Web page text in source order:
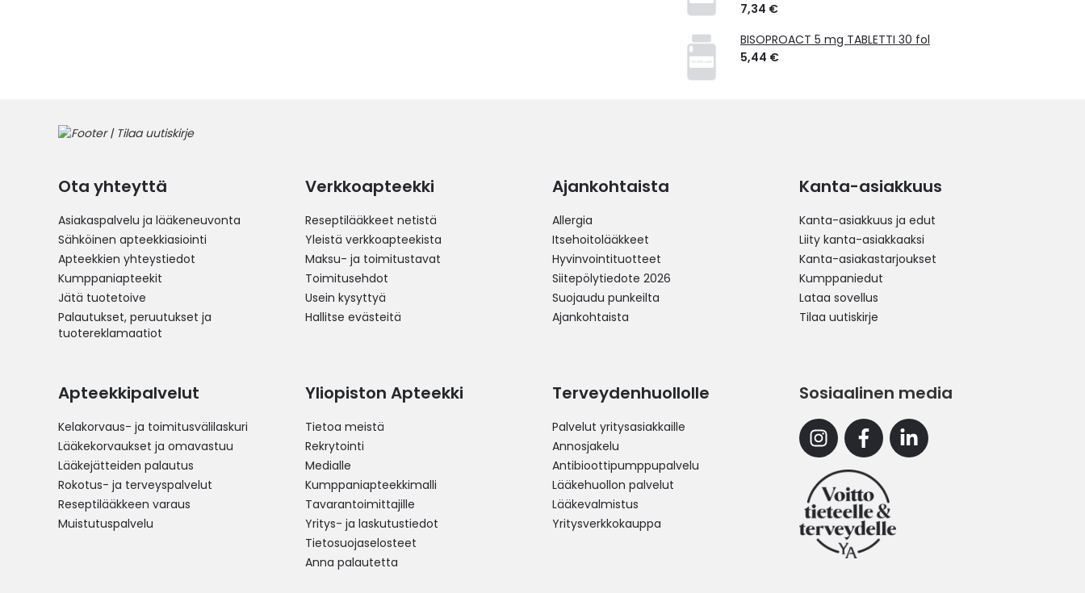
7,34 €
BISOPROACT 5 mg TABLETTI 30 fol
5,44 €
Ota yhteyttä
Asiakaspalvelu ja lääkeneuvonta
Sähköinen apteekkiasiointi
Apteekkien yhteystiedot
Kumppaniapteekit
Jätä tuotetoive
Palautukset, peruutukset ja
tuotereklamaatiot
Verkkoapteekki
Reseptilääkkeet netistä
Yleistä verkkoapteekista
Maksu- ja toimitustavat
Toimitusehdot
Usein kysyttyä
Hallitse evästeitä
Ajankohtaista
Allergia
Itsehoitolääkkeet
Hyvinvointituotteet
Siitepölytiedote 2026
Suojaudu punkeilta
Ajankohtaista
Kanta-asiakkuus
Kanta-asiakkuus ja edut
Liity kanta-asiakkaaksi
Kanta-asiakastarjoukset
Kumppaniedut
Lataa sovellus
Tilaa uutiskirje
Apteekkipalvelut
Kelakorvaus- ja toimitusvälilaskuri
Lääkekorvaukset ja omavastuu
Lääkejätteiden palautus
Rokotus- ja terveyspalvelut
Reseptilääkkeen varaus
Muistutuspalvelu
Yliopiston Apteekki
Tietoa meistä
Rekrytointi
Medialle
Kumppaniapteekkimalli
Tavarantoimittajille
Yritys- ja laskutustiedot
Tietosuojaselosteet
Anna palautetta
Terveydenhuollolle
Palvelut yritysasiakkaille
Annosjakelu
Antibioottipumppupalvelu
Lääkehuollon palvelut
Lääkevalmistus
Yritysverkkokauppa
Sosiaalinen media
InstagramFacebookLinkedin